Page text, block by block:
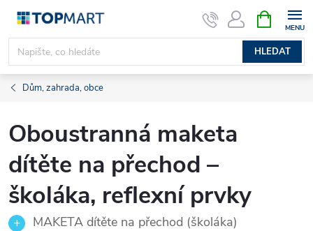
Přejít
obsah
HLEDAT
NÁKUPNÍ
KOŠÍK
Dům, zahrada, obce
Oboustranná maketa
dítěte na přechod –
školáka, reflexní prvky
MAKETA dítěte na přechod (školáka)